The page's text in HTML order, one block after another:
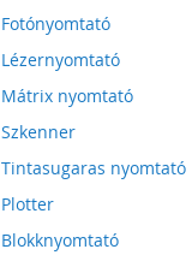
Fotónyomtató
Lézernyomtató
Mátrix nyomtató
Szkenner
Tintasugaras nyomtató
Plotter
Blokknyomtató